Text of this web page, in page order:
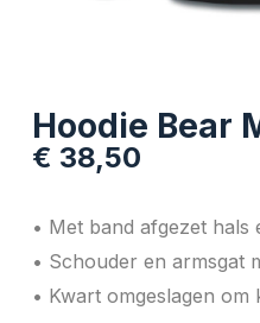
Hoodie Bear
€ 38,50
• Met band afgezet hals
• Schouder en armsgat
• Kwart omgeslagen